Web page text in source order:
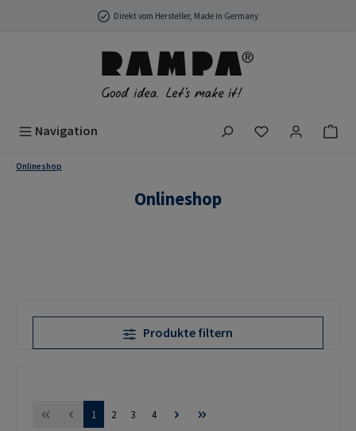
Zum Hauptinhalt springenDirekt vom Hersteller, Made in Germany
Navigation Du hast 0
Onlineshop
Onlineshop
Produkte filtern
Seite
1 Seite
2 Seite
3 Seite
4